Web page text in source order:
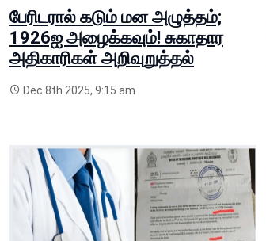
பேரிடரால் கடும் மன அழுத்தம்;
1926ஐ அழைக்கவும்! சுகாதார
அதிகாரிகள் அறிவுறுத்தல்
Dec 8th 2025, 9:15 am